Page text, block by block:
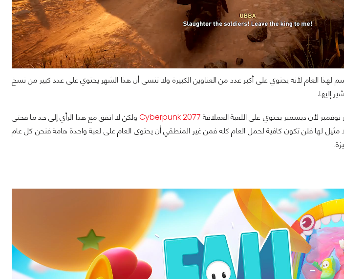
لهذا العام لأنه يحتوي على أكبر عدد من العناوين الكبيرة ولا تنسى أن هذا الشهر يحتوي على عدد كبير من نسخ
لأن ديسمبر يحتوي على اللعبة العملاقة Cyberpunk 2077ولكن لا اتفق مع هذا الرأي إلى حد ما فحتى
لها فلن تكون كافية لحمل العام كله فمن غير المنطقي أن يحتوي العام على لعبة واحدة هامة فنحن كل عام